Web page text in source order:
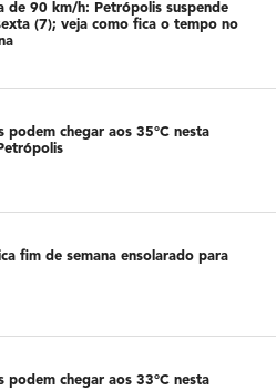
de 90 km/h: Petrópolis suspende
(7); veja como fica o tempo no
podem chegar aos 35°C nesta
fim de semana ensolarado para
podem chegar aos 33°C nesta